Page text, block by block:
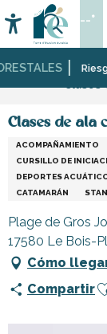
au
contenu
principal
Riesgo
Buscar
--°
Página
Clases de ala
ACOMPAÑAMIENTO
CURSILLO DE
DEPORTES
CATAMARÁN
Plage de Gros
17580 Le Bois-
Cómo
Compartir